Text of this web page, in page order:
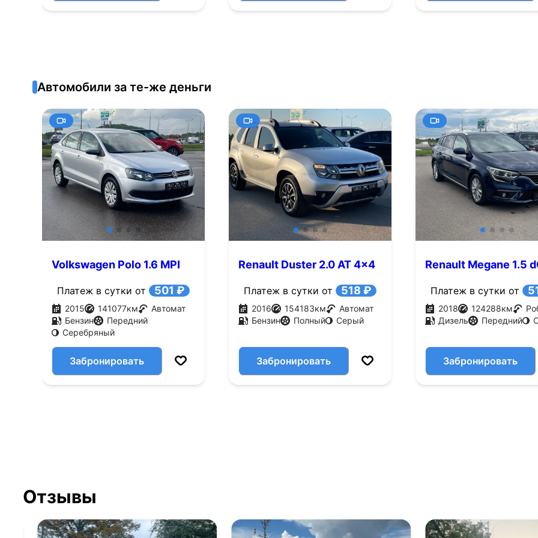
Автомобили за те-же деньги
Volkswagen Polo 1.6 MPI
Платеж в сутки от 501 ₽
2015 141077км
Автомат
Бензин
Передний
Серебряный
Забронировать
Renault Duster 2.0 AT 4x4
Платеж в сутки от 518 ₽
2016 154183км
Автомат
Бензин
Полный Серый
Забронировать
Renault Megane 1.5
Платеж в сутки от
2018 124288км
Дизель
Передний
Забронировать
Отзывы